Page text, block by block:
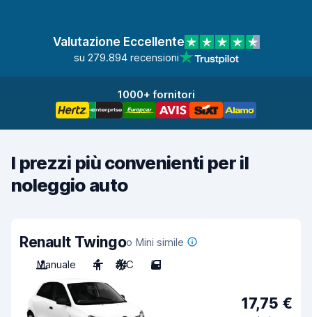
Valutazione Eccellente
su 279.894 recensioni
1000+ fornitori
I prezzi più convenienti per il
noleggio auto
Renault Twingoo Mini simile
Manuale
4 A/C 5
17,75 €